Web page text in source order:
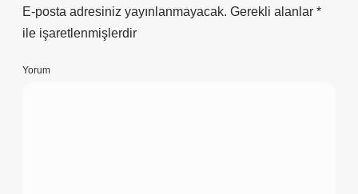
E-posta adresiniz yayınlanmayacak. Gerekli alanlar *
ile işaretlenmişlerdir
Yorum